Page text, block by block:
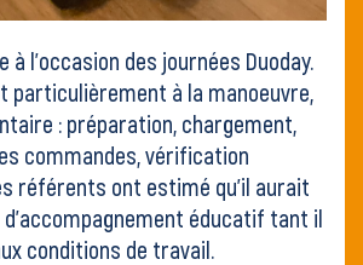
à l’occasion des journées Duoday.
particulièrement à la manoeuvre,
: préparation, chargement,
commandes, vérification
référents ont estimé qu’il aurait
éducatif tant il
conditions de travail.